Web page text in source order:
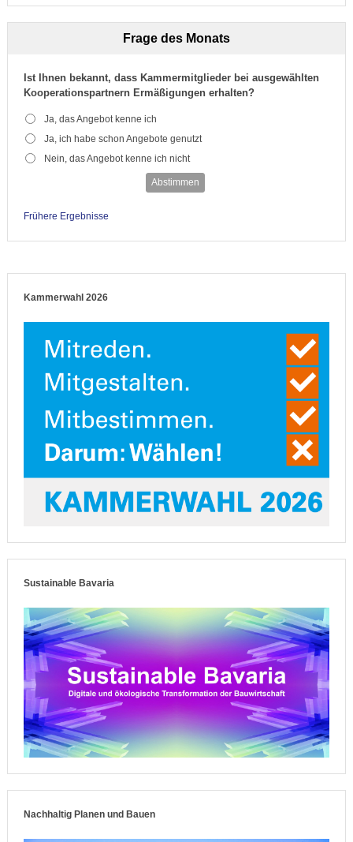
Frage des Monats
Ist Ihnen bekannt, dass Kammermitglieder bei ausgewählten
Kooperationspartnern Ermäßigungen erhalten?
Ja, das Angebot kenne ich
Ja, ich habe schon Angebote genutzt
Nein, das Angebot kenne ich nicht
Abstimmen
Frühere Ergebnisse
Kammerwahl 2026
Sustainable Bavaria
Nachhaltig Planen und Bauen